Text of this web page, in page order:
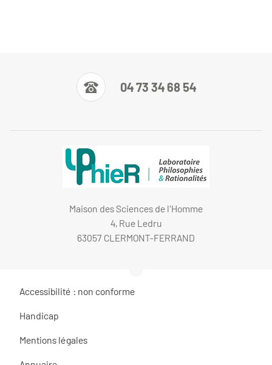
04 73 34 68 54
Maison des Sciences de l'Homme
4, Rue Ledru
63057 CLERMONT-FERRAND
Accessibilité : non conforme
Handicap
Mentions légales